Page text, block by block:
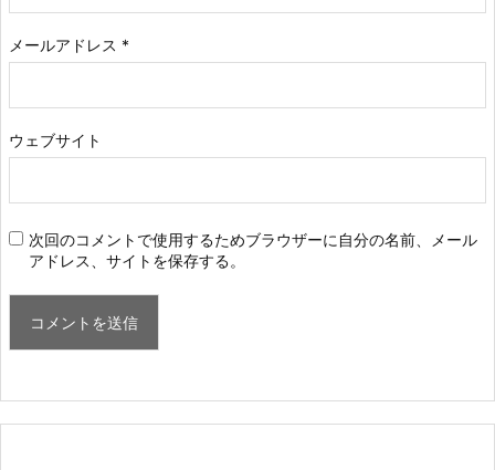
メールアドレス *
ウェブサイト
次回のコメントで使用するためブラウザーに自分の名前、メール
アドレス、サイトを保存する。